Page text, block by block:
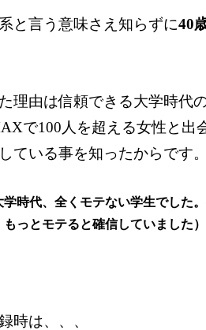
と言う意味さえ知らずに40
理由は信頼できる大学時代
で100人を超える女性と出
ている事を知ったからです
学時代、全くモテない学生でした
もっとモテると確信していました）
時は、、、